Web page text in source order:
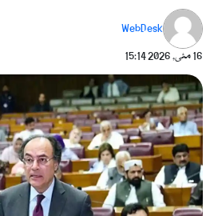
WebDesk
16 مئی, 2026
15:14